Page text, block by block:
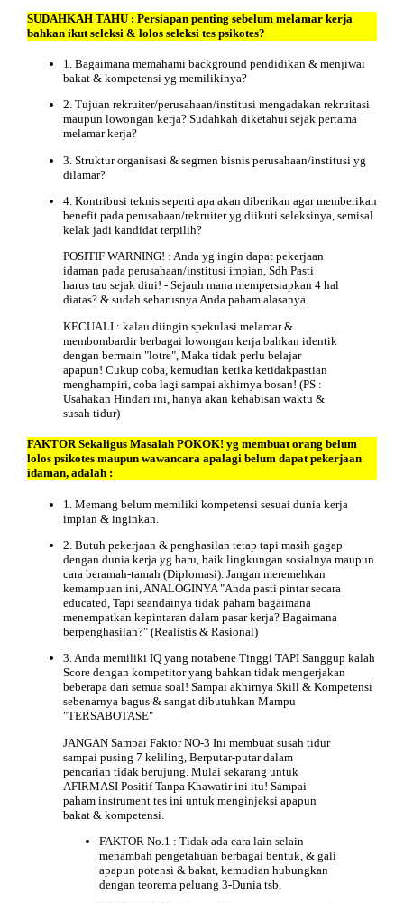
SUDAHKAH TAHU : Persiapan penting sebelum melamar kerja
bahkan ikut seleksi & lolos seleksi tes psikotes?
1. Bagaimana memahami background pendidikan & menjiwai
bakat & kompetensi yg memilikinya?
2. Tujuan rekruiter/perusahaan/institusi mengadakan rekruitasi
maupun lowongan kerja? Sudahkah diketahui sejak pertama
melamar kerja?
3. Struktur organisasi & segmen bisnis perusahaan/institusi yg
dilamar?
4. Kontribusi teknis seperti apa akan diberikan agar memberikan
benefit pada perusahaan/rekruiter yg diikuti seleksinya, semisal
kelak jadi kandidat terpilih?
POSITIF WARNING! : Anda yg ingin dapat pekerjaan
idaman pada perusahaan/institusi impian, Sdh Pasti
harus tau sejak dini! - Sejauh mana mempersiapkan 4 hal
diatas? & sudah seharusnya Anda paham alasanya.
KECUALI : kalau diingin spekulasi melamar &
membombardir berbagai lowongan kerja bahkan identik
dengan bermain "lotre", Maka tidak perlu belajar
apapun! Cukup coba, kemudian ketika ketidakpastian
menghampiri, coba lagi sampai akhirnya bosan! (PS :
Usahakan Hindari ini, hanya akan kehabisan waktu &
susah tidur)
FAKTOR Sekaligus Masalah POKOK! yg membuat orang belum
lolos psikotes maupun wawancara apalagi belum dapat pekerjaan
idaman, adalah :
1. Memang belum memiliki kompetensi sesuai dunia kerja
impian & inginkan.
2. Butuh pekerjaan & penghasilan tetap tapi masih gagap
dengan dunia kerja yg baru, baik lingkungan sosialnya maupun
cara beramah-tamah (Diplomasi). Jangan meremehkan
kemampuan ini, ANALOGINYA "Anda pasti pintar secara
educated, Tapi seandainya tidak paham bagaimana
menempatkan kepintaran dalam pasar kerja? Bagaimana
berpenghasilan?" (Realistis & Rasional)
3. Anda memiliki IQ yang notabene Tinggi TAPI Sanggup kalah
Score dengan kompetitor yang bahkan tidak mengerjakan
beberapa dari semua soal! Sampai akhirnya Skill & Kompetensi
sebenarnya bagus & sangat dibutuhkan Mampu
"TERSABOTASE"
JANGAN Sampai Faktor NO-3 Ini membuat susah tidur
sampai pusing 7 keliling, Berputar-putar dalam
pencarian tidak berujung. Mulai sekarang untuk
AFIRMASI Positif Tanpa Khawatir ini itu! Sampai
paham instrument tes ini untuk menginjeksi apapun
bakat & kompetensi.
FAKTOR No.1 : Tidak ada cara lain selain
menambah pengetahuan berbagai bentuk, & gali
apapun potensi & bakat, kemudian hubungkan
dengan teorema peluang 3-Dunia tsb.